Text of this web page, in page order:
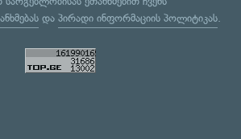
და პირადი ინფორმაციის პოლიტიკას.